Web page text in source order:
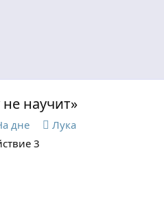
научит»
дне
Лука
3